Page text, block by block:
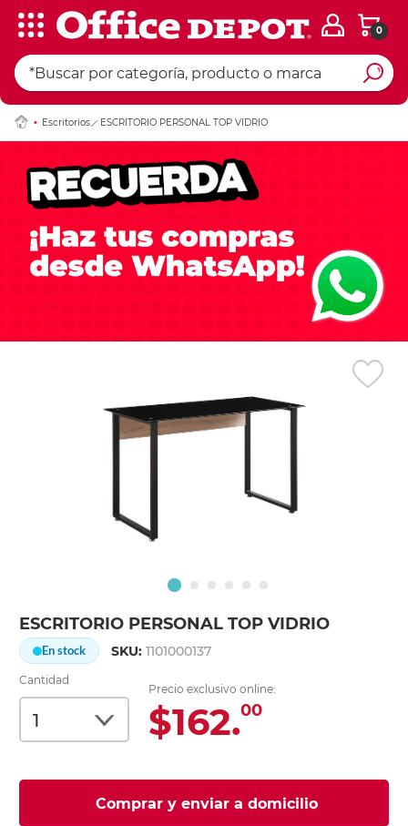
0
Escritorios ESCRITORIO PERSONAL TOP VIDRIO
ESCRITORIO PERSONAL TOP VIDRIO
En stock SKU:1101000137
Cantidad
Precio exclusivo online:
$162.00
Comprar y enviar a domicilio
Ingresar Codigo